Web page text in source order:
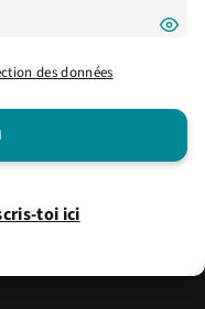
des données
toi ici